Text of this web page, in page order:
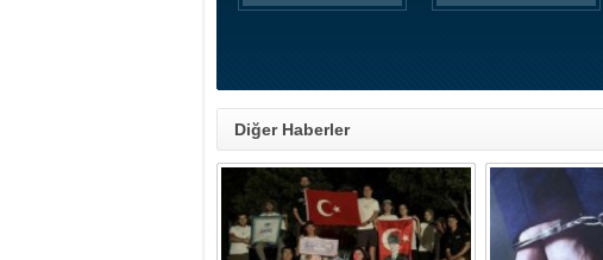
Diğer Haberler